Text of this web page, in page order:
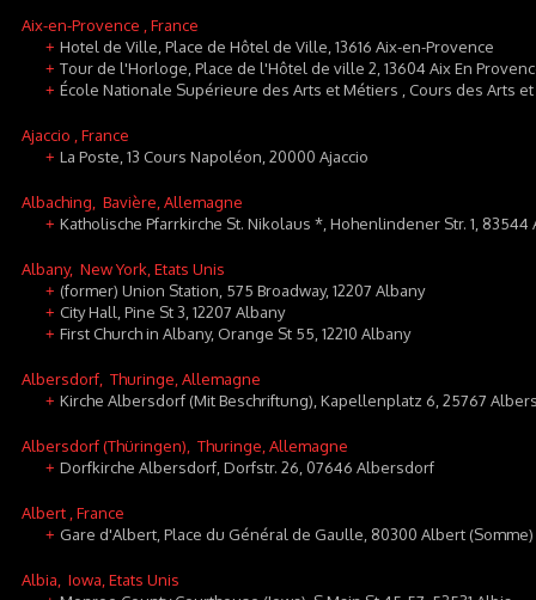
Aix-en-Provence , France
+ Hotel de Ville, Place de Hôtel de Ville, 13616 Aix-en-Provence
+ Tour de l'Horloge, Place de l'Hôtel de ville 2, 13604 Aix En
+ École Nationale Supérieure des Arts et Métiers , Cours des Arts et
Ajaccio , France
+ La Poste, 13 Cours Napoléon, 20000 Ajaccio
Albaching , Bavière, Allemagne
+ Katholische Pfarrkirche St. Nikolaus *, Hohenlindener Str. 1, 83544
Albany, New York, Etats Unis
+ (former) Union Station, 575 Broadway, 12207 Albany
+ City Hall, Pine St 3, 12207 Albany
+ First Church in Albany, Orange St 55, 12210 Albany
Albersdorf , Thuringe, Allemagne
+ Kirche Albersdorf (Mit Beschriftung), Kapellenplatz 6, 25767
Albersdorf (Thüringen) , Thuringe, Allemagne
+ Dorfkirche Albersdorf, Dorfstr. 26, 07646 Albersdorf
Albert , France
+ Gare d'Albert, Place du Général de Gaulle, 80300 Albert (Somme)
Albia , Iowa, Etats Unis